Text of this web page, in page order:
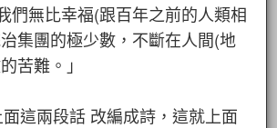
們無比幸福(跟百年之前的人類相
集團的極少數，不斷在人間(地
苦難。」
這兩段話 改編成詩，這就上面